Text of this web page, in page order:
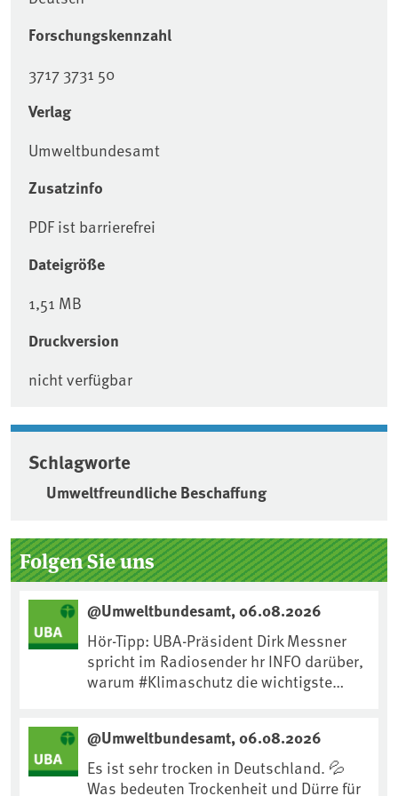
Forschungskennzahl
3717 3731 50
Verlag
Umweltbundesamt
Zusatzinfo
PDF ist barrierefrei
Dateigröße
1,51 MB
Druckversion
nicht verfügbar
Schlagworte
Umweltfreundliche Beschaffung
Seitenleiste
Folgen Sie uns
@Umweltbundesamt, 06.08.2026
Hör-Tipp: UBA-Präsident Dirk Messner
spricht im Radiosender hr INFO darüber,
warum #Klimaschutz die wichtigste
https://www.ardsounds.de/episode/urn
:ard:episode:0e7cf1c4b819c26d/
@Umweltbundesamt, 06.08.2026
Es ist sehr trocken in Deutschland. 💦
Was bedeuten Trockenheit und Dürre für